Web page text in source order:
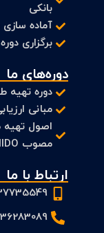
بانکی
آماده
برگزاری
دوره‌های ما
دوره تهیه
مبانی
مصوب UNIDO
ارتباط با ما